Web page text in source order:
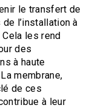
le transfert de
l’installation à
Cela les rend
des
à haute
membrane,
de ces
à leur